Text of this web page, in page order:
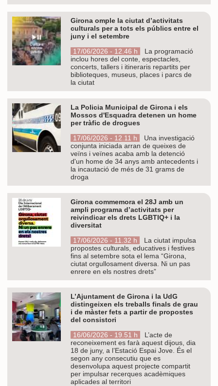
Girona omple la ciutat d’activitats
culturals per a tots els públics entre el
juny i el setembre
17/06/2026 - 12.46 h
La programació
inclou hores del conte, espectacles,
concerts, tallers i itineraris repartits per
biblioteques, museus, places i parcs de
la ciutat
La Policia Municipal de Girona i els
Mossos d'Esquadra detenen un home
per tràfic de drogues
17/06/2026 - 12.11 h
Una investigació
conjunta iniciada arran de queixes de
veïns i veïnes acaba amb la detenció
d'un home de 34 anys amb antecedents i
la incautació de més de 31 grams de
droga
Girona commemora el 28J amb un
ampli programa d’activitats per
reivindicar els drets LGBTIQ+ i la
diversitat
17/06/2026 - 11.32 h
La ciutat impulsa
propostes culturals, educatives i festives
fins al setembre sota el lema “Girona,
ciutat orgullosament diversa. Ni un pas
enrere en els nostres drets”
L’Ajuntament de Girona i la UdG
distingeixen els treballs finals de grau
i de màster fets a partir de propostes
del consistori
16/06/2026 - 19.51 h
L’acte de
reconeixement es farà aquest dijous, dia
18 de juny, a l’Estació Espai Jove. És el
segon any consecutiu que es
desenvolupa aquest projecte compartit
per impulsar recerques acadèmiques
aplicades al territori